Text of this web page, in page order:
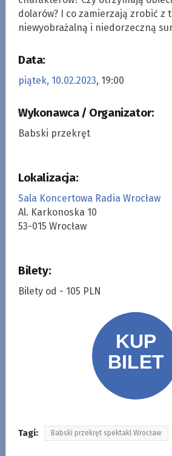
dolarów? I co zamierzają zrobić z
niewyobrażalną i niedorzeczną
Data:
piątek, 10.02.2023, 19:00
Wykonawca / Organizator:
Babski przekręt
Lokalizacja:
Sala Koncertowa Radia Wrocław
Al. Karkonoska 10
53-015 Wrocław
Bilety:
Bilety od - 105 PLN
Tagi: Babski przekręt spektakl Wrocław